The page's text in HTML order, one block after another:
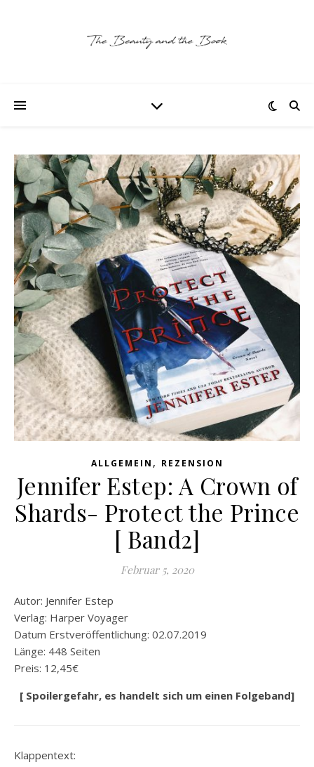
ALLGEMEIN , REZENSION
Jennifer Estep: A Crown of
Shards- Protect the Prince
[ Band2]
Februar 5, 2020
Autor: Jennifer Estep
Verlag: Harper Voyager
Datum Erstveröffentlichung: 02.07.2019
Länge: 448 Seiten
Preis: 12,45€
[ Spoilergefahr, es handelt sich um einen Folgeband]
Klappentext: